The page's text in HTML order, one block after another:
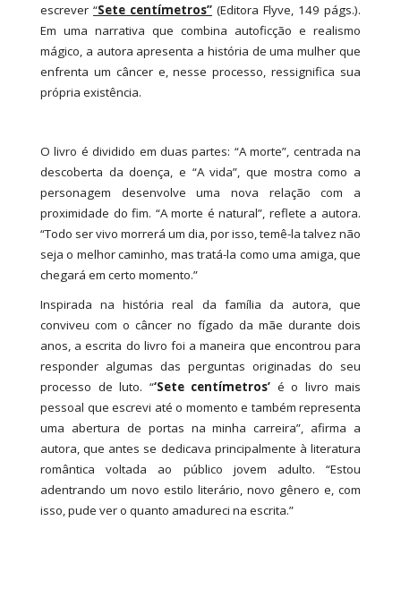
escrever “Sete centímetros” (Editora Flyve, 149 págs.).
Em uma narrativa que combina autoficção e realismo
mágico, a autora apresenta a história de uma mulher que
enfrenta um câncer e, nesse processo, ressignifica sua
própria existência.
O livro é dividido em duas partes: “A morte”, centrada na
descoberta da doença, e “A vida”, que mostra como a
personagem desenvolve uma nova relação com a
proximidade do fim. “A morte é natural”, reflete a autora.
“Todo ser vivo morrerá um dia, por isso, temê-la talvez não
seja o melhor caminho, mas tratá-la como uma amiga, que
chegará em certo momento.”
Inspirada na história real da família da autora, que
conviveu com o câncer no fígado da mãe durante dois
anos, a escrita do livro foi a maneira que encontrou para
responder algumas das perguntas originadas do seu
processo de luto. “‘Sete centímetros’ é o livro mais
pessoal que escrevi até o momento e também representa
uma abertura de portas na minha carreira”, afirma a
autora, que antes se dedicava principalmente à literatura
romântica voltada ao público jovem adulto. “Estou
adentrando um novo estilo literário, novo gênero e, com
isso, pude ver o quanto amadureci na escrita.”